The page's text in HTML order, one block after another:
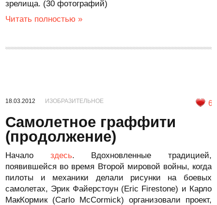
зрелища. (30 фотографий)
Читать полностью »
18.03.2012 ИЗОБРАЗИТЕЛЬНОЕ 6
Самолетное граффити
(продолжение)
Начало здесь. Вдохновленные традицией,
появившейся во время Второй мировой войны, когда
пилоты и механики делали рисунки на боевых
самолетах, Эрик Файерстоун (Eric Firestone) и Карло
МакКормик (Carlo McCormick) организовали проект,